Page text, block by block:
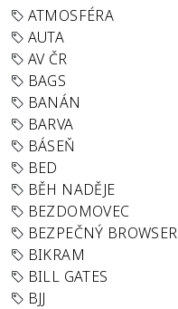
ATMOSFÉRA
AUTA
AV ČR
BAGS
BANÁN
BARVA
BÁSEŇ
BED
BĚH NADĚJE
BEZDOMOVEC
BEZPEČNÝ BROWSER
BIKRAM
BILL GATES
BJJ